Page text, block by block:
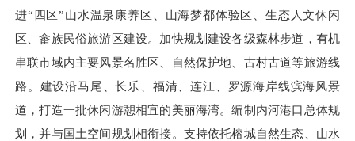
进“四区”山水温泉康养区、山海梦都体验区、生态人文休闲
区、畲族民俗旅游区建设。加快规划建设各级森林步道，有机
串联市域内主要风景名胜区、自然保护地、古村古道等旅游线
路。建设沿马尾、长乐、福清、连江、罗源海岸线滨海风景
道，打造一批休闲游憩相宜的美丽海湾。编制内河港口总体规
划，并与国土空间规划相衔接。支持依托榕城自然生态、山水